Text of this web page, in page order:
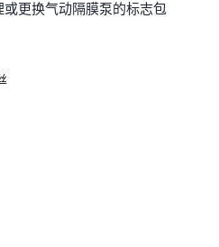
更换气动隔膜泵的标志包